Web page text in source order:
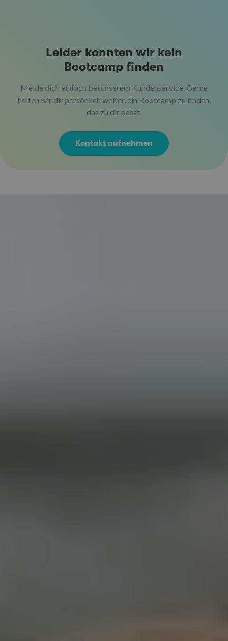
Leider konnten wir kein
Bootcamp finden
Melde dich einfach bei unserem Kundenservice. Gerne
helfen wir dir persönlich weiter, ein Bootcamp zu finden,
das zu dir passt.
Kontakt aufnehmen